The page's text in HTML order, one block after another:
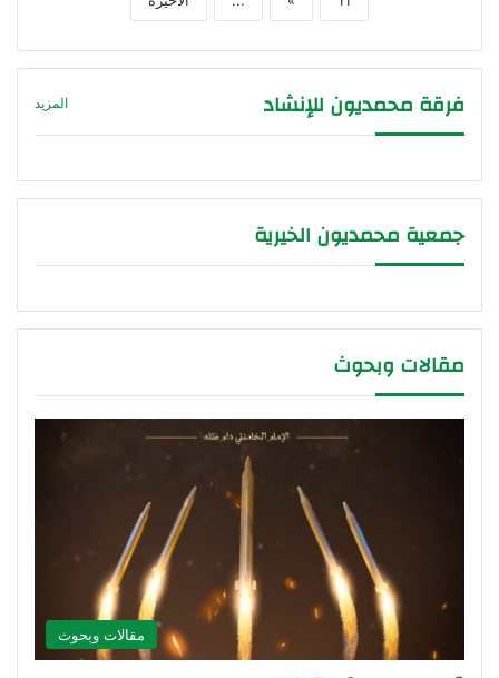
فرقة محمديون للإنشاد المزيد
جمعية محمديون الخيرية
مقالات وبحوث
مقالات وبحوث